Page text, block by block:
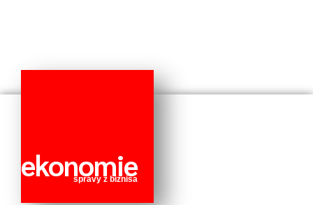
ekonomie
správy z biznisa